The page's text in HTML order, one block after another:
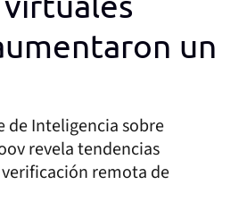
un
Inteligencia sobre
revela tendencias
remota de